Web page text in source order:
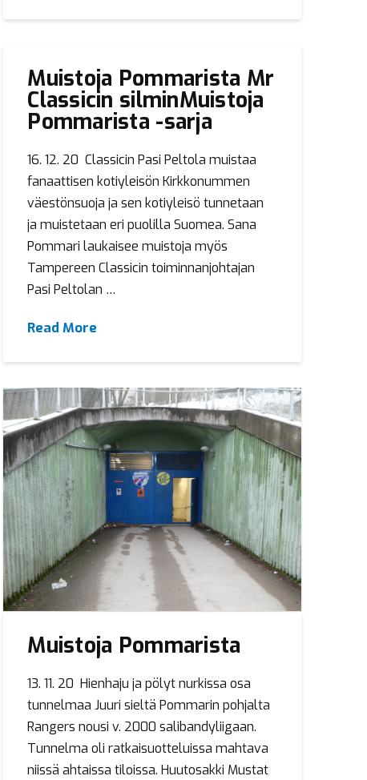
Muistoja Pommarista Mr
Classicin silminMuistoja
Pommarista -sarja
16. 12. 20 Classicin Pasi Peltola muistaa
fanaattisen kotiyleisön Kirkkonummen
väestönsuoja ja sen kotiyleisö tunnetaan
ja muistetaan eri puolilla Suomea. Sana
Pommari laukaisee muistoja myös
Tampereen Classicin toiminnanjohtajan
Pasi Peltolan …
Read More
Muistoja Pommarista
13. 11. 20 Hienhaju ja pölyt nurkissa osa
tunnelmaa Juuri sieltä Pommarin pohjalta
Rangers nousi v. 2000 salibandyliigaan.
Tunnelma oli ratkaisuotteluissa mahtava
niissä ahtaissa tiloissa. Huutosakki Mustat